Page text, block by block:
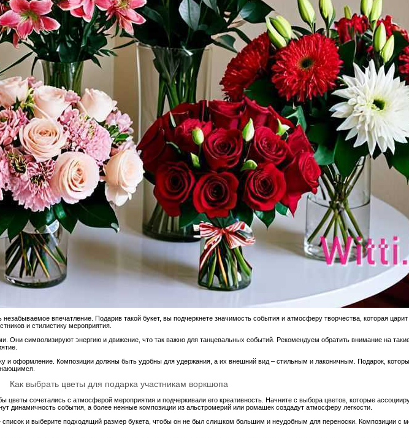
впечатление. Подарив такой букет, вы подчеркнете значимость события и атмосферу творчества, которая
и стилистику мероприятия.
Они символизируют энергию и движение, что так важно для танцевальных событий. Рекомендуем обратить внимание на
и оформление. Композиции должны быть удобны для удержания, а их внешний вид – стильным и лаконичным. Подарок,
Как выбрать цветы для подарка участникам воркшопа
сочетались с атмосферой мероприятия и подчеркивали его креативность. Начните с выбора цветов, которые
динамичность события, а более нежные композиции из альстромерий или ромашек создадут атмосферу легкости.
список и выберите подходящий размер букета, чтобы он не был слишком большим и неудобным для переноски. Композиции